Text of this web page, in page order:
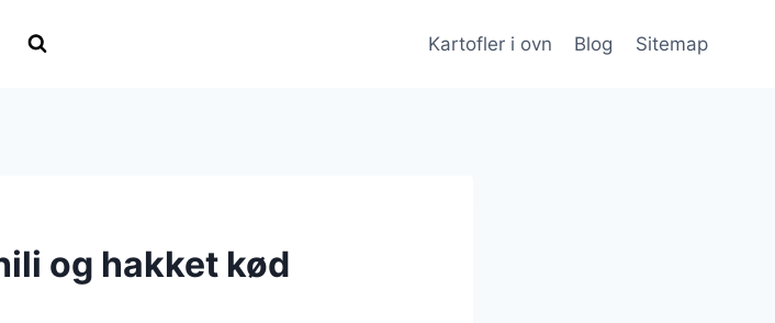
Kartofler i ovn Blog Sitemap
og hakket kød